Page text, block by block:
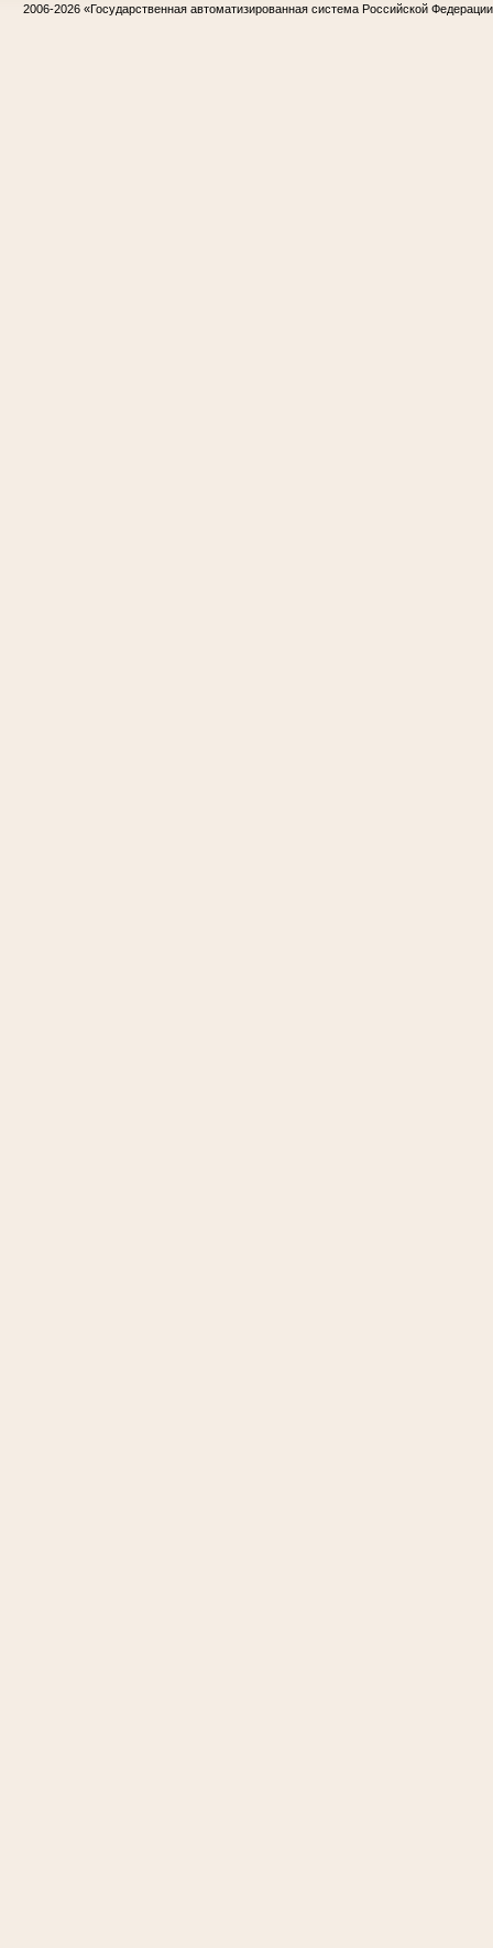
2006-2026 «Государственная автоматизированная система Российской